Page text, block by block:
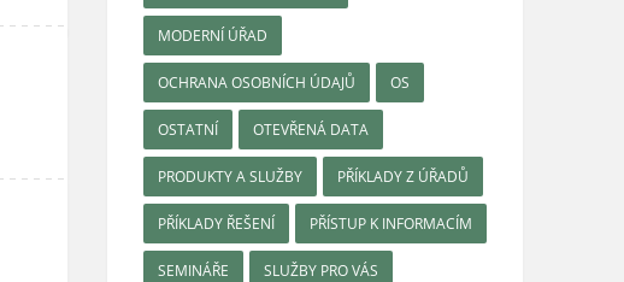
MODERNÍ ÚŘAD
OCHRANA OSOBNÍCH ÚDAJŮ OS
OSTATNÍ OTEVŘENÁ DATA
PRODUKTY A SLUŽBY PŘÍKLADY Z ÚŘADŮ
PŘÍKLADY ŘEŠENÍ PŘÍSTUP K INFORMACÍM
SEMINÁŘE SLUŽBY PRO VÁS